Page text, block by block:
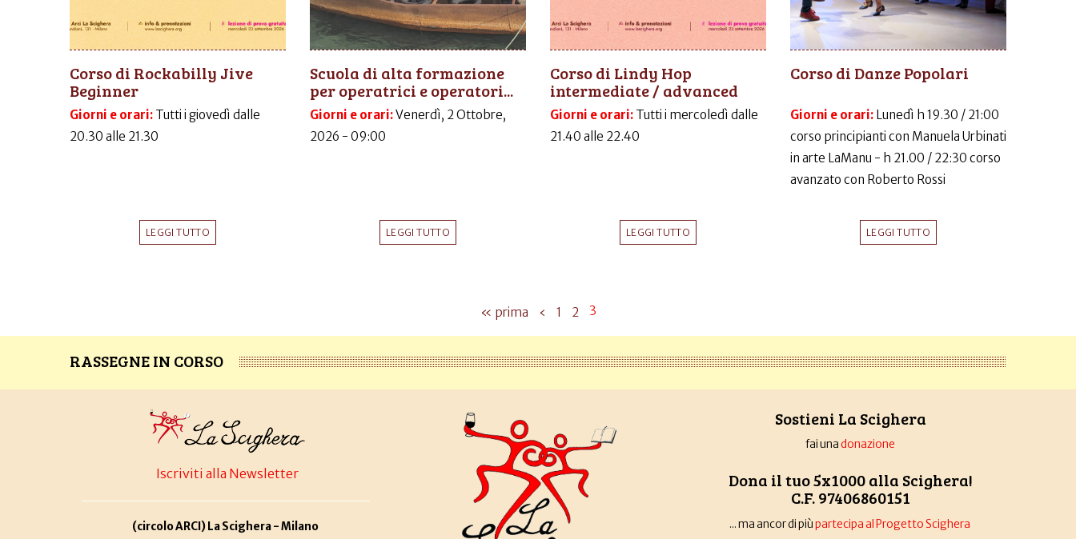
Corso di Rockabilly Jive
Beginner
Giorni e orari: Tutti i giovedì dalle
20.30 alle 21.30
LEGGI TUTTO
Scuola di alta formazione
per operatrici e operatori...
Giorni e orari:Venerdì, 2 Ottobre,
2026 - 09:00
LEGGI TUTTO
Corso di Lindy Hop
intermediate / advanced
Giorni e orari: Tutti i mercoledì dalle
21.40 alle 22.40
LEGGI TUTTO
Corso di Danze Popolari
Giorni e orari: Lunedì h 19.30 / 21:00
corso principianti con Manuela Urbinati
in arte LaManu - h 21.00 / 22:30 corso
avanzato con Roberto Rossi
LEGGI TUTTO
« prima ‹ 1 2 3
RASSEGNE IN CORSO
Iscriviti alla Newsletter
(circolo ARCI) La Scighera - Milano
Sostieni La Scighera
fai unadonazione
Dona il tuo 5x1000 alla Scighera!
C.F. 97406860151
... ma ancor di piùpartecipa al Progetto Scighera